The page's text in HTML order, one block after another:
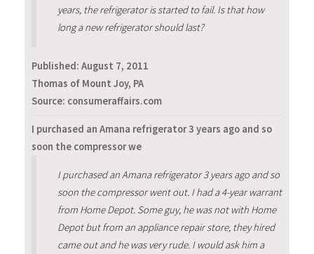
years, the refrigerator is started to fail. Is that how
long a new refrigerator should last?
Published: August 7, 2011
Thomas of Mount Joy, PA
Source: consumeraffairs.com
I purchased an Amana refrigerator 3 years ago and so
soon the compressor we
I purchased an Amana refrigerator 3 years ago and so
soon the compressor went out. I had a 4-year warrant
from Home Depot. Some guy, he was not with Home
Depot but from an appliance repair store, they hired
came out and he was very rude. I would ask him a